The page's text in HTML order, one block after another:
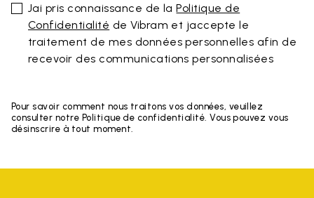
Jai pris connaissance de laPolitique de
Confidentialité de Vibram et jaccepte le
traitement de mes données personnelles afin de
recevoir des communications personnalisées
Pour savoir comment nous traitons vos données, veuillez
consulter notre Politique de confidentialité. Vous pouvez vous
désinscrire à tout moment.